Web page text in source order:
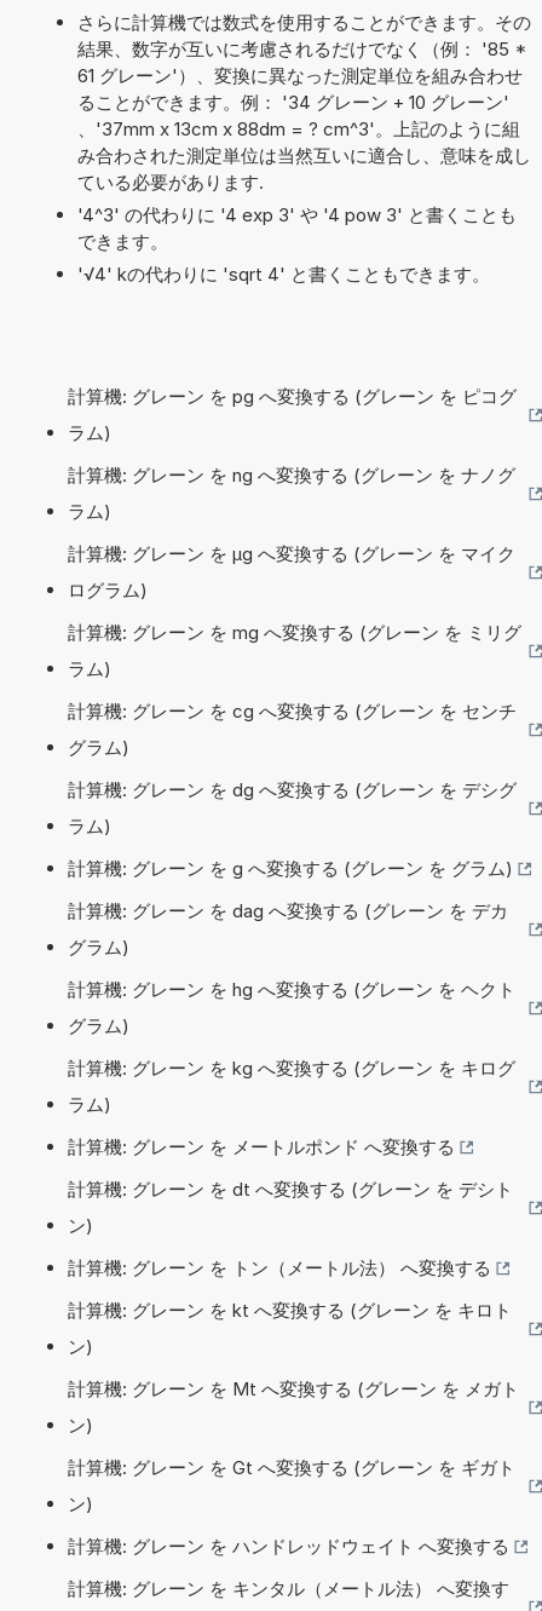
さらに計算機では数式を使用することができます。その
結果、数字が互いに考慮されるだけでなく（例： '85 *
61 グレーン'）、変換に異なった測定単位を組み合わせ
ることができます。例： '34 グレーン + 10 グレーン'
、'37mm x 13cm x 88dm = ? cm^3'。上記のように組
み合わされた測定単位は当然互いに適合し、意味を成し
ている必要があります.
'4^3' の代わりに '4 exp 3' や '4 pow 3' と書くことも
できます。
'√4' kの代わりに 'sqrt 4' と書くこともできます。
計算機: グレーン を pg へ変換する (グレーン を ピコグ
ラム)
計算機: グレーン を ng へ変換する (グレーン を ナノグ
ラム)
計算機: グレーン を µg へ変換する (グレーン を マイク
ログラム)
計算機: グレーン を mg へ変換する (グレーン を ミリグ
ラム)
計算機: グレーン を cg へ変換する (グレーン を センチ
グラム)
計算機: グレーン を dg へ変換する (グレーン を デシグ
ラム)
計算機: グレーン を g へ変換する (グレーン を グラム)
計算機: グレーン を dag へ変換する (グレーン を デカ
グラム)
計算機: グレーン を hg へ変換する (グレーン を ヘクト
グラム)
計算機: グレーン を kg へ変換する (グレーン を キログ
ラム)
計算機: グレーン を メートルポンド へ変換する
計算機: グレーン を dt へ変換する (グレーン を デシト
ン)
計算機: グレーン を トン（メートル法） へ変換する
計算機: グレーン を kt へ変換する (グレーン を キロト
ン)
計算機: グレーン を Mt へ変換する (グレーン を メガト
ン)
計算機: グレーン を Gt へ変換する (グレーン を ギガト
ン)
計算機: グレーン を ハンドレッドウェイト へ変換する
計算機: グレーン を キンタル（メートル法） へ変換す